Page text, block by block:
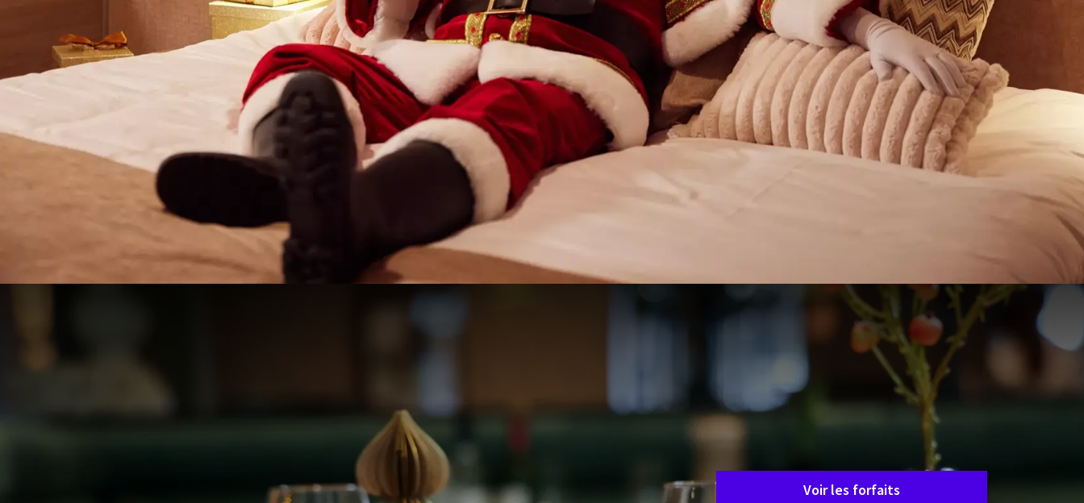
Célébrez Noël chez Van der Valk
Célébrez Noël cette année dans un cadre intime et exclusif à l'hôtel Van der Valk Amersfoort-A1 ! Avec notre
forfait de Noël, vous pouvez profiter d'un Noël sans souci, où nous vous offrons un sentiment de fête et de
sécurité. Prenez place à une table dressée de manière festive et profitez de tous les mets délicieux et de votre
VOTRE FORFAIT
Malheureusement, ce forfait est
Le forfait qui vous intéresse n'est
Heureusement, il y a beaucoup d'autres forfaits !
Voir les forfaits